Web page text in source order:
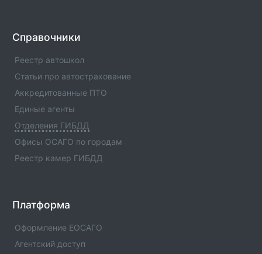
по Шатойскому р-ну Чеченской
Сферы деятельности отделения - официальная
информация.
Отделение ГИБДД ОМВД России по Шаройскому
Отделение ГИБДД Отделение ГИБДД ОМВД России
по Шаройскому р-ну Чеченской
Сферы деятельности отделения - официальная
Отделение ГИБДД ОМВД России по Шалинскому
Отделение ГИБДД Отделение ГИБДД ОМВД России
Республики(Код:1196009) с адресами, телефонами.
Справочники
Реестр автошкол
Статьи про автострахование
Аккредитованные ПТО
Единые агенты
Отделения ГИБДД
Офисы ОСАГО по городам
Реестр камер ГИБДД
Платформа
Оформление ЕОСАГО
Агентский доступ